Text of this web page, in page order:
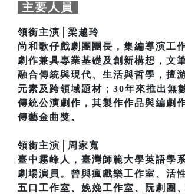
主要人員
領銜主演│梁越玲
尚和歌仔戲劇團團長，集編導演工
劇作兼具專業基礎及創新構想，文
融合傳統與現代、生活與哲學，擅
元素及跨領域題材；30年來推出無
傳統公演劇作，其製作作品與編劇
傳藝金曲獎。
領銜主演│周家寬
臺中霧峰人，臺灣師範大學英語學
劇場演員。曾與瘋戲樂工作室、活
五口工作室、娩娩工作室、阮劇團